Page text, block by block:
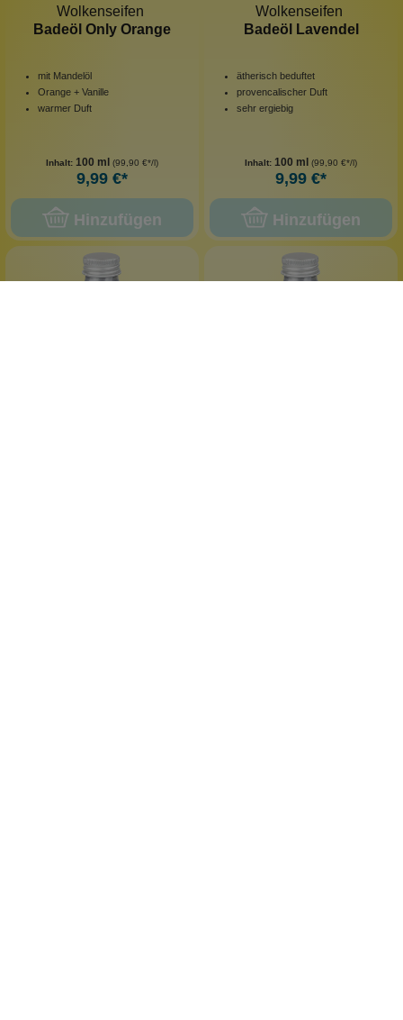
Wolkenseifen
Badeöl Only Orange
mit Mandelöl
Orange + Vanille
warmer Duft
Inhalt: 100 ml (99,90 €*/l)
9,99 €*
Hinzufügen
Wolkenseifen
Badeöl Lavendel
ätherisch beduftet
provencalischer Duft
sehr ergiebig
Inhalt: 100 ml (99,90 €*/l)
9,99 €*
Hinzufügen